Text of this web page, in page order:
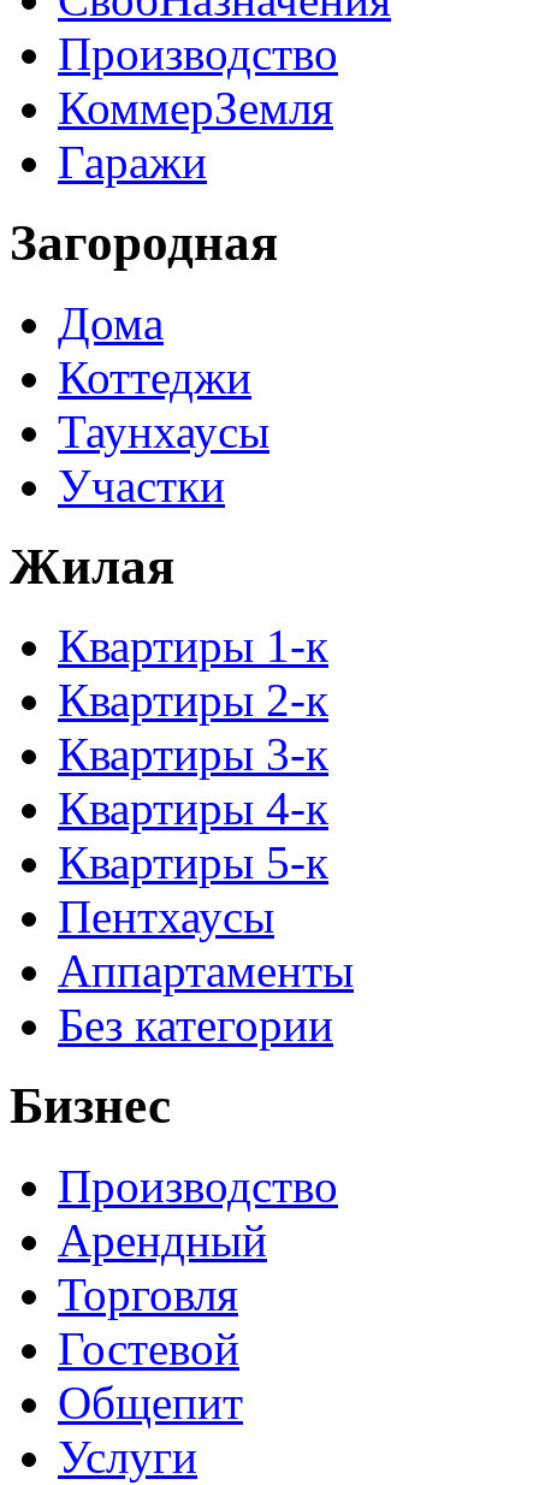
Производство
КоммерЗемля
Гаражи
Загородная
Дома
Коттеджи
Таунхаусы
Участки
Жилая
Квартиры 1-к
Квартиры 2-к
Квартиры 3-к
Квартиры 4-к
Квартиры 5-к
Пентхаусы
Аппартаменты
Без категории
Бизнес
Производство
Арендный
Торговля
Гостевой
Общепит
Услуги